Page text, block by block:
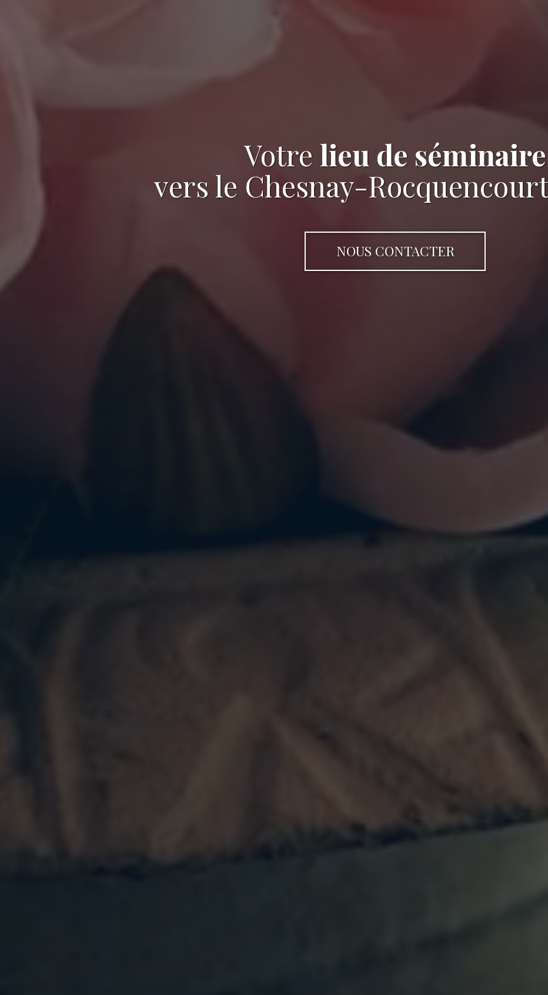
Votre lieu de séminaire
vers le Chesnay-Rocquencourt
NOUS CONTACTER